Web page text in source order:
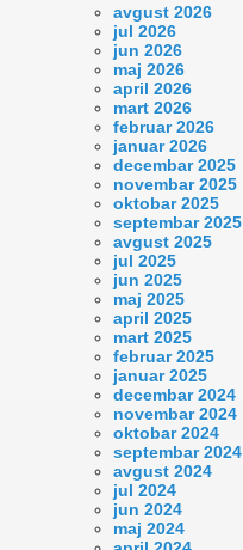
avgust 2026
jul 2026
jun 2026
maj 2026
april 2026
mart 2026
februar 2026
januar 2026
decembar 2025
novembar 2025
oktobar 2025
septembar 2025
avgust 2025
jul 2025
jun 2025
maj 2025
april 2025
mart 2025
februar 2025
januar 2025
decembar 2024
novembar 2024
oktobar 2024
septembar 2024
avgust 2024
jul 2024
jun 2024
maj 2024